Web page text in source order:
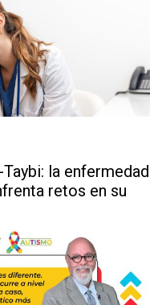
la enfermedad
retos en su